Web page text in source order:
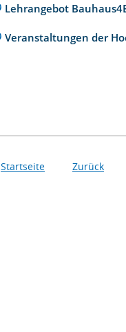
Lehrangebot
Veranstaltungen der
Startseite Zurück